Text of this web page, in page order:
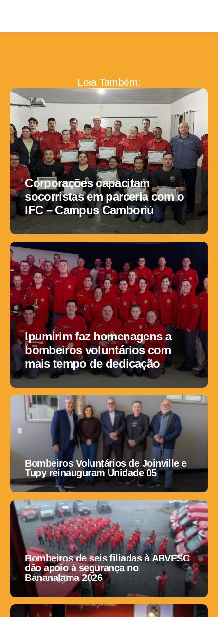
Leia Também:
Corporações capacitam
socorristas em parceria com o
IFC – Campus Camboriú
Ipumirim faz homenagens a
bombeiros voluntários com
mais tempo de dedicação
Bombeiros Voluntários de Joinville e
Tupy reinauguram Unidade 05
Bombeiros de seis filiadas à ABVESC
dão apoio à segurança no
Bananalama 2026